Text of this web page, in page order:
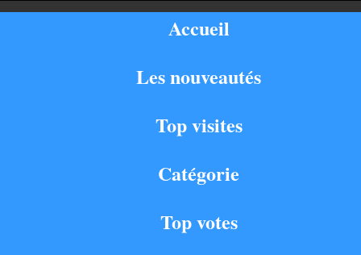
Accueil
Les nouveautés
Top visites
Catégorie
Top votes